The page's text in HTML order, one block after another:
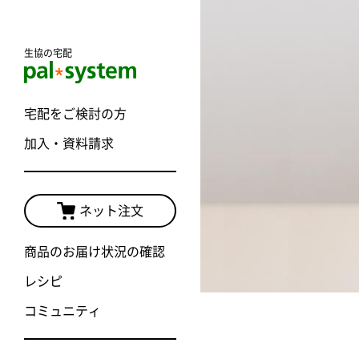
生協の宅配
宅配をご検討の方
加入・資料請求
ネット注文
商品のお届け状況の確認
レシピ
コミュニティ